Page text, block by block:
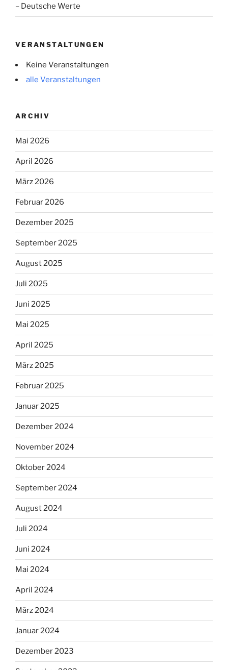
– Deutsche Werte
VERANSTALTUNGEN
Keine Veranstaltungen
alle Veranstaltungen
ARCHIV
Mai 2026
April 2026
März 2026
Februar 2026
Dezember 2025
September 2025
August 2025
Juli 2025
Juni 2025
Mai 2025
April 2025
März 2025
Februar 2025
Januar 2025
Dezember 2024
November 2024
Oktober 2024
September 2024
August 2024
Juli 2024
Juni 2024
Mai 2024
April 2024
März 2024
Januar 2024
Dezember 2023